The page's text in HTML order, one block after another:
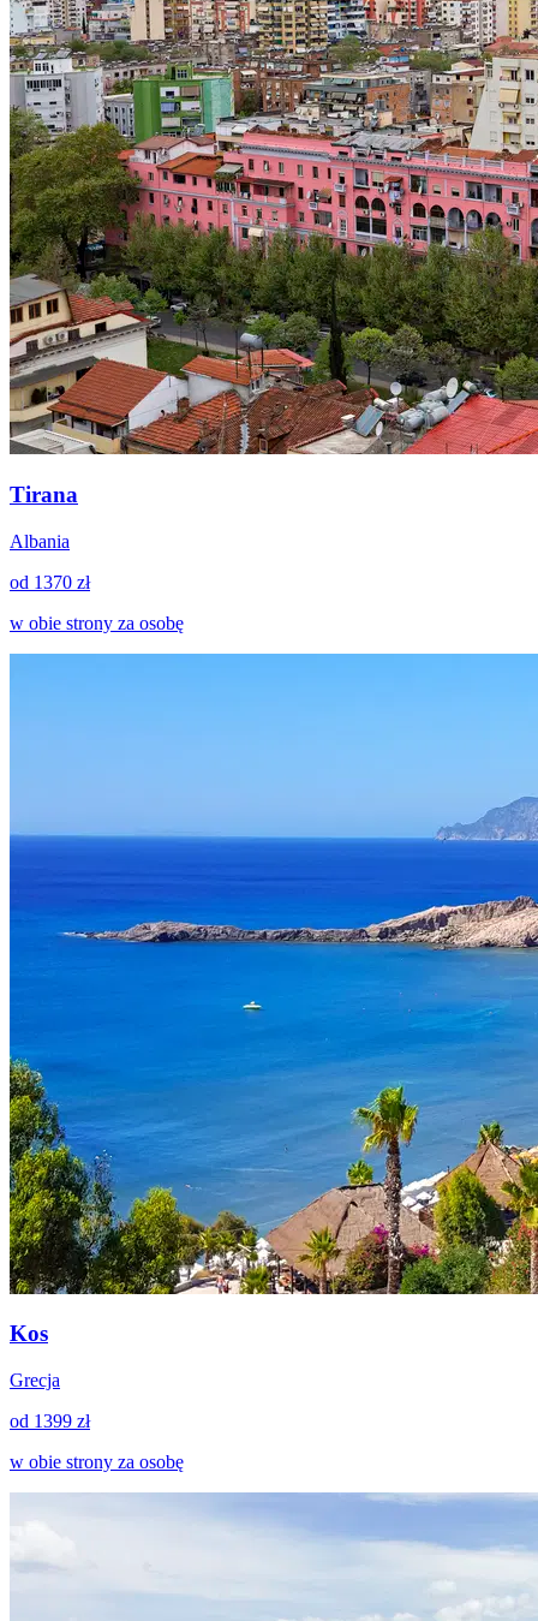
Tirana
Albania
od 1370 zł
w obie strony za osobę
Kos
Grecja
od 1399 zł
w obie strony za osobę